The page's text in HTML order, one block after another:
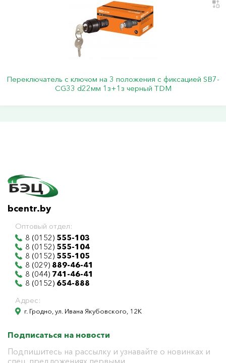
Переключатель с ключом на 3 положения с фиксацией SB7-
CG33 d22мм 1з+1з черный TDM
bcentr.by
Оптовый отдел:
8 (0152) 555-103
8 (0152) 555-104
8 (0152) 555-105
8 (029) 889-46-41
8 (044) 741-46-41
8 (0152) 654-888
Адрес:
г. Гродно, ул. Ивана Якубовского, 12К
Подписаться на новости
Подпишитесь на рассылку и узнавайте о новинках и